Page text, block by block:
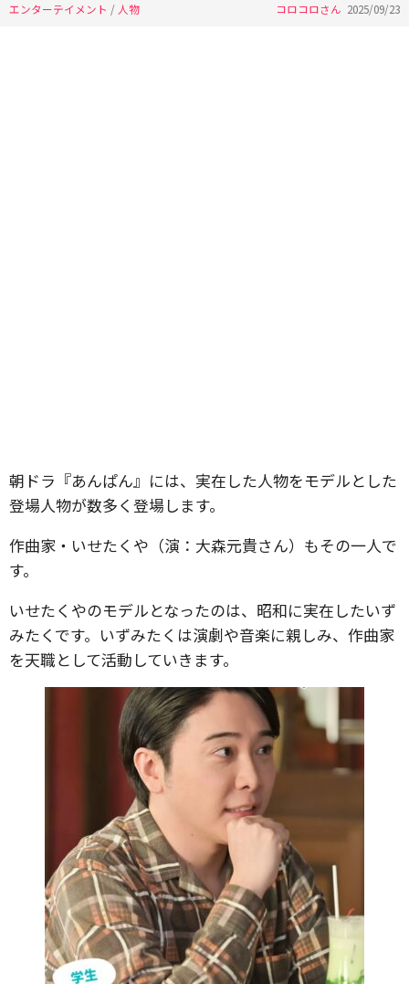
エンターテイメント / 人物 コロコロさん 2025/09/23
朝ドラ『あんぱん』には、実在した人物をモデルとした
登場人物が数多く登場します。
作曲家・いせたくや（演：大森元貴さん）もその一人で
す。
いせたくやのモデルとなったのは、昭和に実在したいず
みたくです。いずみたくは演劇や音楽に親しみ、作曲家
を天職として活動していきます。